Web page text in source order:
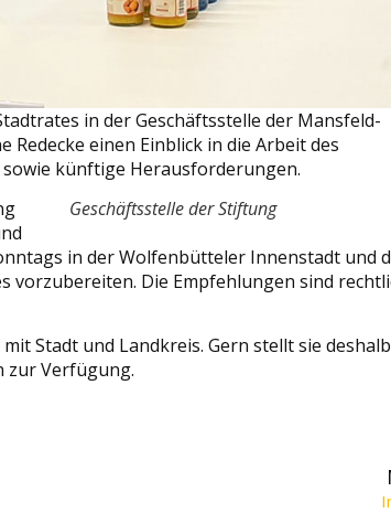
in der Geschäftsstelle der Mansfeld-
einen Einblick in die Arbeit des
künftige Herausforderungen.
Geschäftsstelle der Stiftung
in der Wolfenbütteler Innenstadt und
vorzubereiten. Die Empfehlungen sind
Stadt und Landkreis. Gern stellt sie deshalb
zur Verfügung.